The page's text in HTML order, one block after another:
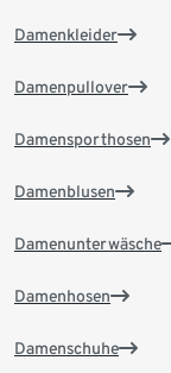
Damenkleider
Damenpullover
Damensporthosen
Damenblusen
Damenunterwäsche
Damenhosen
Damenschuhe